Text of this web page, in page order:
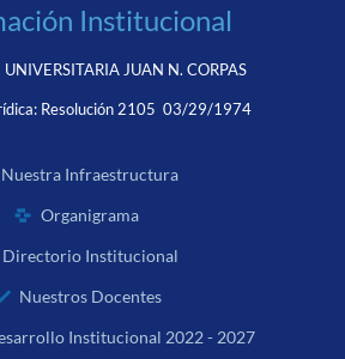
Institucional
JUAN N. CORPAS
Resolución 2105 03/29/1974
Nuestra Infraestructura
Organigrama
Directorio Institucional
Nuestros Docentes
Institucional 2022 - 2027